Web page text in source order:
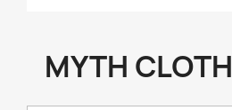
MYTH CLOTH